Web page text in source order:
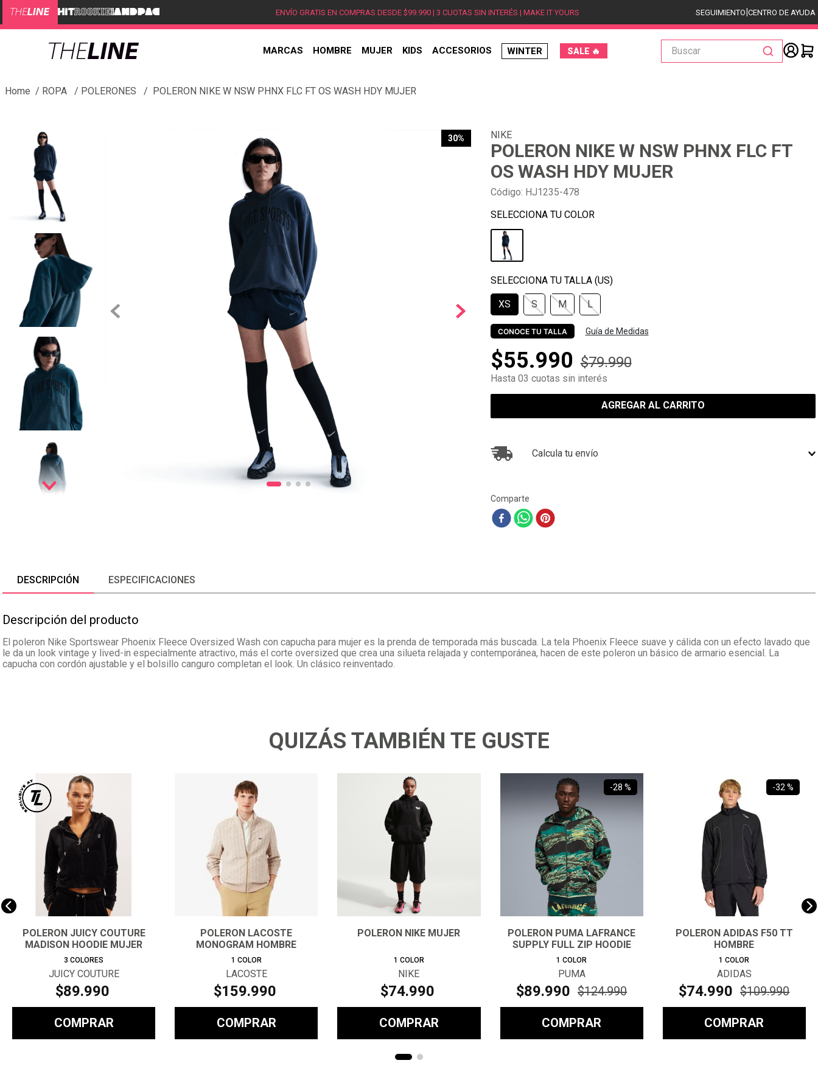
ENVÍO GRATIS EN COMPRAS DESDE $99.990 | 3 CUOTAS SIN INTERÉS | MAKE IT YOURS SEGUIMIENTO|CENTRO DE AYUDA
MARCAS HOMBRE MUJER KIDS ACCESORIOS WINTER SALE 🔥
Buscar
ROPA POLERONES POLERON NIKE W NSW PHNX FLC FT OS WASH HDY MUJER
30% NIKE
POLERON NIKE W NSW PHNX FLC FT
OS WASH HDY MUJER
Código: HJ1235-478
XS S M L
CONOCE TU TALLA Guía de Medidas
$55.990 $79.990
Hasta 03 cuotas sin interés
AGREGAR AL CARRITO
Calcula tu envío
Comparte
DESCRIPCIÓN ESPECIFICACIONES
Descripción del producto
El poleron Nike Sportswear Phoenix Fleece Oversized Wash con capucha para mujer es la prenda de temporada más buscada. La tela Phoenix Fleece suave y cálida con un efecto lavado que
le da un look vintage y lived-in especialmente atractivo, más el corte oversized que crea una silueta relajada y contemporánea, hacen de este poleron un básico de armario esencial. La
capucha con cordón ajustable y el bolsillo canguro completan el look. Un clásico reinventado.
QUIZÁS TAMBIÉN TE GUSTE
POLERON JUICY COUTURE
MADISON HOODIE MUJER
3 COLORES
JUICY COUTURE
$89.990
COMPRAR
POLERON LACOSTE
MONOGRAM HOMBRE
1 COLOR
LACOSTE
$159.990
COMPRAR
POLERON NIKE MUJER
1 COLOR
NIKE
$74.990
COMPRAR
-28 %
POLERON PUMA LAFRANCE
SUPPLY FULL ZIP HOODIE
HOMBR
1 COLOR
PUMA
$89.990 $124.990
COMPRAR
-32 %
POLERON ADIDAS F50 TT
HOMBRE
1 COLOR
ADIDAS
$74.990 $109.990
COMPRAR
1.
hombre